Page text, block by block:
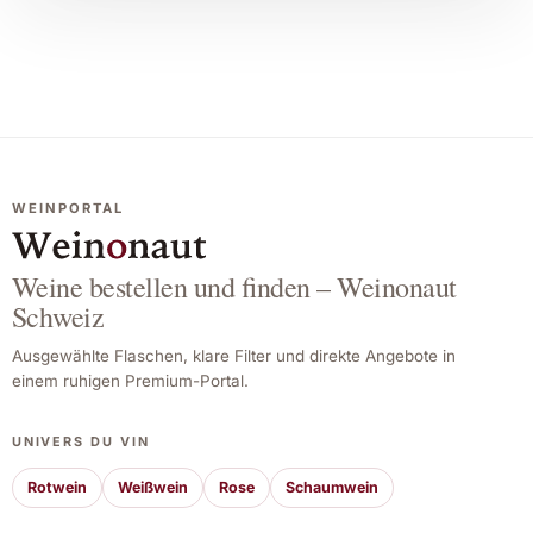
WEINPORTAL
Weine bestellen und finden – Weinonaut
Schweiz
Ausgewählte Flaschen, klare Filter und direkte Angebote in
einem ruhigen Premium-Portal.
UNIVERS DU VIN
Rotwein Weißwein Rose Schaumwein